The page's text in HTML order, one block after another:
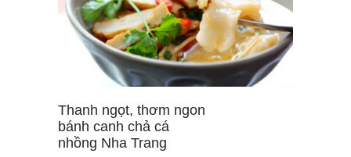
Thanh ngọt, thơm ngon
bánh canh chả cá
nhồng Nha Trang